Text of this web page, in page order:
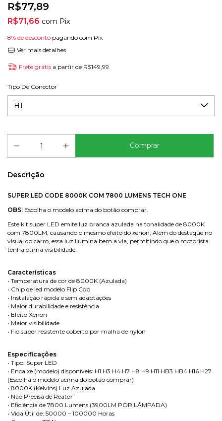
R$77,89
R$71,66 com Pix
8% de desconto pagando com Pix
Ver mais detalhes
Frete grátis a partir de R$149,99
Tipo De Conector
Descrição
SUPER LED CODE 8000K COM 7800 LUMENS TECH ONE
OBS: Escolha o modelo acima do botão comprar.
Este kit super LED emite luz branca azulada na tonalidade de 8000K
com 7800LM, causando o mesmo efeito do xenon, Além do destaque no
visual do carro, essa luz ilumina bem a via, permitindo que o motorista
tenha ótima visibilidade.
Características
• Temperatura de cor de 8000K (Azulada)
• Chip de led modelo Flip Cob
• Instalação rápida e sem adaptações
• Maior durabilidade e resistência
• Efeito Xenon
• Maior visibilidade
• Fio super resistente coberto por malha de nylon
Especificações
• Tipo: Super LED
• Encaixe (modelo) disponíveis: H1 H3 H4 H7 H8 H9 H11 HB3 HB4 H16 H27
(Escolha o modelo acima do botão comprar)
• 8000K (Kelvins) Luz Azulada
• Não Precisa de Reator
• Eficiência de 7800 Lumens (3900LM POR LÂMPADA)
• Vida Útil de: 50000 – 100000 Horas